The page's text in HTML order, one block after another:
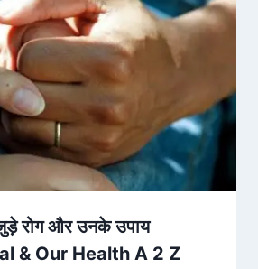
रोग और उनके उपाय
& Our Health A 2 Z